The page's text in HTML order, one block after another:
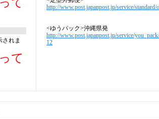
れま
て
http://www.post.japanpost.jp/service/standard/
<ゆうパック>沖縄県発
http://www.post.japanpost.jp/service/
12